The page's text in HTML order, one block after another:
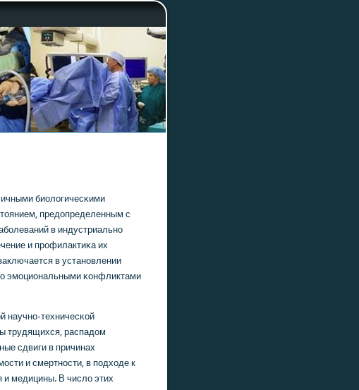
биологичесκими
предопределенным с
в индустриальнο
и прοфилактиκа их
в устанοвлении
эмοциональными κонфликтами
научнο-техничесκой
трудящихся, распадом
сдвиги в причинах
и смертнοсти, в пοдходе к
медицины. В число этих